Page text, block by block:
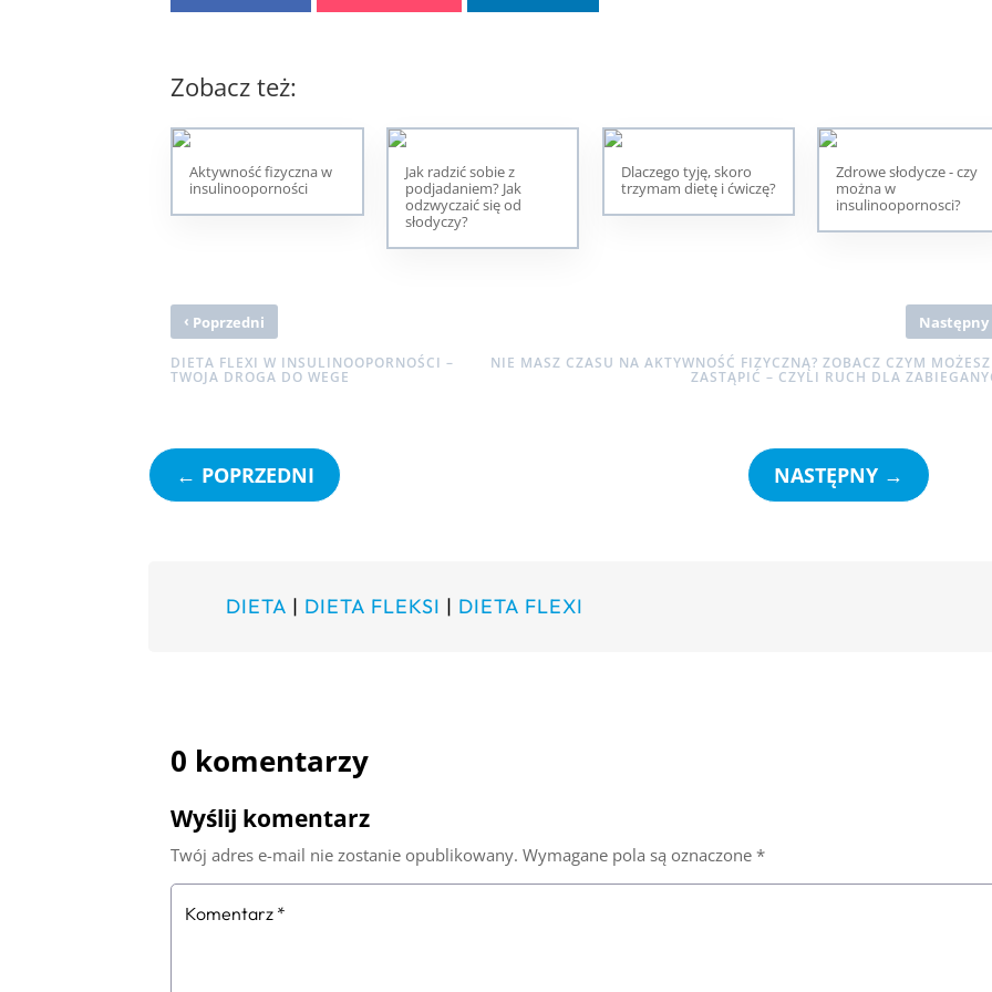
Zobacz też:
Aktywność fizyczna w
insulinooporności
Jak radzić sobie z
podjadaniem? Jak
odzwyczaić się od
słodyczy?
Dlaczego tyję, skoro
trzymam dietę i ćwiczę?
Zdrowe słodycze - czy
można w
insulinoopornosci?
‹ Poprzedni
DIETA FLEXI W INSULINOOPORNOŚCI –
TWOJA DROGA DO WEGE
Następny
NIE MASZ CZASU NA AKTYWNOŚĆ FIZYCZNĄ? ZOBACZ CZYM
ZASTĄPIĆ – CZYLI RUCH DLA
← POPRZEDNI NASTĘPNY →
DIETA | DIETA FLEKSI | DIETA FLEXI
0 komentarzy
Wyślij komentarz
Twój adres e-mail nie zostanie opublikowany. Wymagane pola są oznaczone*